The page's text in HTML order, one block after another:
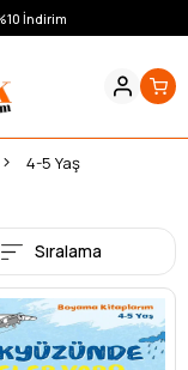
İndirim
4-5 Yaş
Sıralama